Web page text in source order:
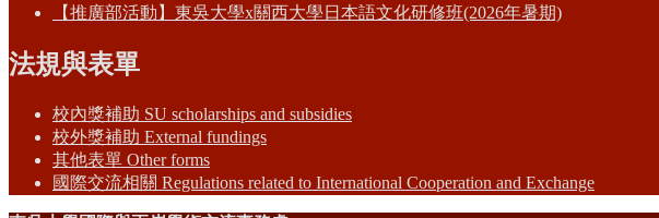
【推廣部活動】東吳大學x關西大學日本語文化研修班(2026年暑期)
法規與表單
校內獎補助 SU scholarships and subsidies
校外獎補助 External fundings
其他表單 Other forms
國際交流相關 Regulations related to International Cooperation and Exchange